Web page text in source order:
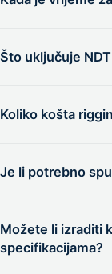
košuljice, gubitak
intenzivne
Što uključuje
kojom pomoću
omogućuje uvid
Koliko košta
opute te
transparentnu
Je li potrebno
postavljen na
unutrašnjosti
Možete li izraditi
specifikacijama?